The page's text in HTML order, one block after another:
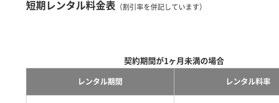
短期レンタル料金表 （割引率を併記しています）
契約期間が1ヶ月未満の場合
レンタル期間 レンタル料率